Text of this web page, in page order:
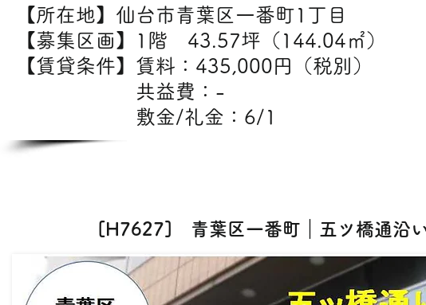
【所在地】仙台市青葉区一番町1丁目
【募集区画】1階 43.57坪（144.04㎡）
【賃貸条件】賃料：435,000円（
共益費：-
敷金/礼金：6/1
[H7627] 青葉区一番町｜五ツ橋通沿